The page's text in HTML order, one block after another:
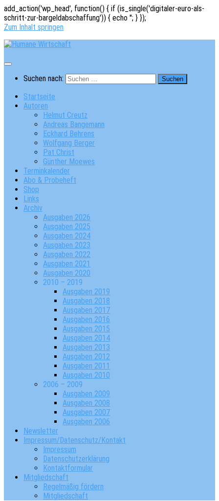
add_action('wp_head', function() { if (is_single('digitaler-euro-als-
schritt-zur-bargeldabschaffung')) { echo ''; } });
Zum Inhalt springen
Suchen nach:
Startseite
Autoren
Helmut Creutz
Andreas Bangemann
Eckhard Behrens
Wolfgang Berger
Pat Christ
Günther Moewes
Terminkalender
Abo & Probeheft
Shop
Links
Archiv
Ausgaben 2026
Ausgaben 2025
Ausgaben 2024
Ausgaben 2023
Ausgaben 2022
Ausgaben 2021
Ausgaben 2020
2010 – 2019
Ausgaben 2019
Ausgaben 2018
Ausgaben 2017
Ausgaben 2016
Ausgaben 2015
Ausgaben 2014
Ausgaben 2013
Ausgaben 2012
Ausgaben 2011
Ausgaben 2010
2006 – 2009
Ausgaben 2009
Ausgaben 2008
Ausgaben 2007
Ausgaben 2006
Newsletter
Impressum/Datenschutz/Kontakt
Impressum
Datenschutzerklärung
Kontaktformular
Mitgliedschaft
Regelmäßig fördern
Mitgliedschaft